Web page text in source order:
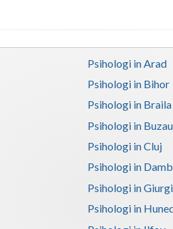
Psihologi in Arad
Psihologi in Bihor
Psihologi in Braila
Psihologi in Buzau
Psihologi in Cluj
Psihologi in
Psihologi in
Psihologi in